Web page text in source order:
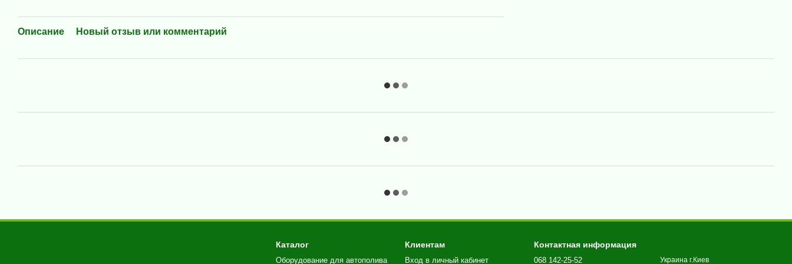
Описание Новый отзыв или комментарий
Каталог
Оборудование для автополива
Клиентам
Вход в личный кабинет
Контактная информация
068 142-25-52 Украина г.Киев